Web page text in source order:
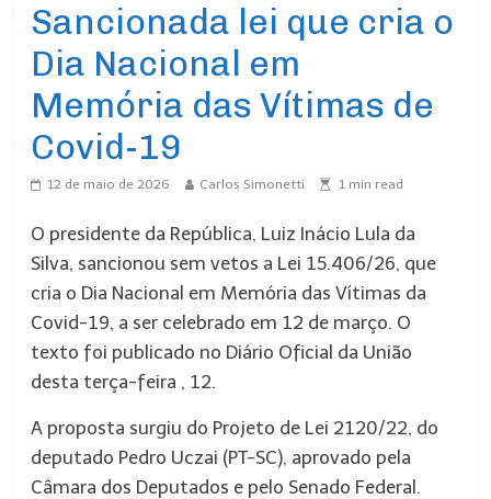
Sancionada lei que cria o
Dia Nacional em
Memória das Vítimas de
Covid-19
12 de maio de 2026 Carlos Simonetti 1 min read
O presidente da República, Luiz Inácio Lula da
Silva, sancionou sem vetos a Lei 15.406/26, que
cria o Dia Nacional em Memória das Vítimas da
Covid-19, a ser celebrado em 12 de março. O
texto foi publicado no Diário Oficial da União
desta terça-feira , 12.
A proposta surgiu do Projeto de Lei 2120/22, do
deputado Pedro Uczai (PT-SC), aprovado pela
Câmara dos Deputados e pelo Senado Federal.